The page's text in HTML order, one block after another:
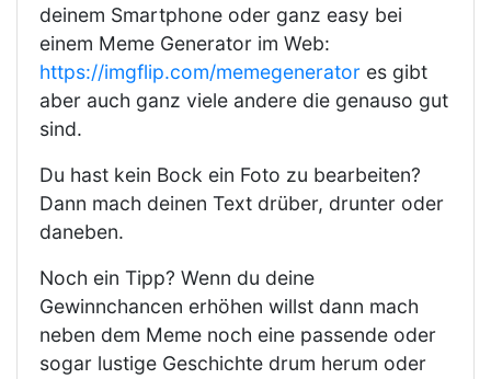
deinem Smartphone oder ganz easy bei
einem Meme Generator im Web:
https://imgflip.com/memegenerator es gibt
aber auch ganz viele andere die genauso gut
sind.
Du hast kein Bock ein Foto zu bearbeiten?
Dann mach deinen Text drüber, drunter oder
daneben.
Noch ein Tipp? Wenn du deine
Gewinnchancen erhöhen willst dann mach
neben dem Meme noch eine passende oder
sogar lustige Geschichte drum herum oder